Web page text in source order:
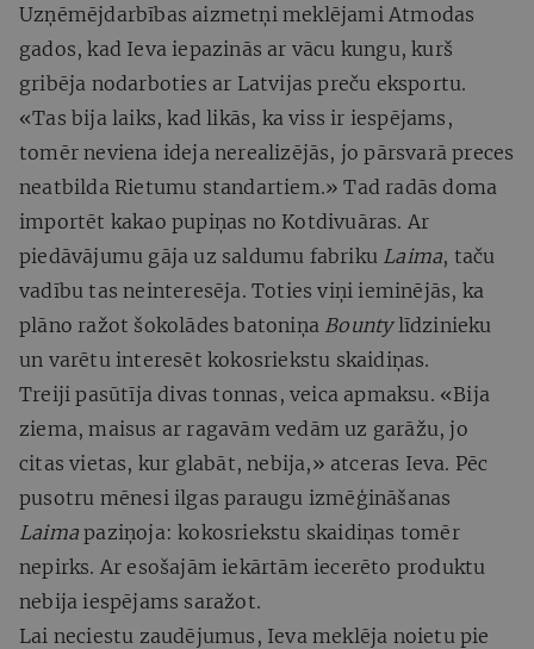
Uzņēmējdarbības aizmetņi meklējami Atmodas
gados, kad Ieva iepazinās ar vācu kungu, kurš
gribēja nodarboties ar Latvijas preču eksportu.
«Tas bija laiks, kad likās, ka viss ir iespējams,
tomēr neviena ideja nerealizējās, jo pārsvarā preces
neatbilda Rietumu standartiem.» Tad radās doma
importēt kakao pupiņas no Kotdivuāras. Ar
piedāvājumu gāja uz saldumu fabriku Laima, taču
vadību tas neinteresēja. Toties viņi ieminējās, ka
plāno ražot šokolādes batoniņa Bountylīdzinieku
un varētu interesēt kokosriekstu skaidiņas.
Treiji pasūtīja divas tonnas, veica apmaksu. «Bija
ziema, maisus ar ragavām vedām uz garāžu, jo
citas vietas, kur glabāt, nebija,» atceras Ieva. Pēc
pusotru mēnesi ilgas paraugu izmēģināšanas
Laima paziņoja: kokosriekstu skaidiņas tomēr
nepirks. Ar esošajām iekārtām iecerēto produktu
nebija iespējams saražot.
Lai neciestu zaudējumus, Ieva meklēja noietu pie